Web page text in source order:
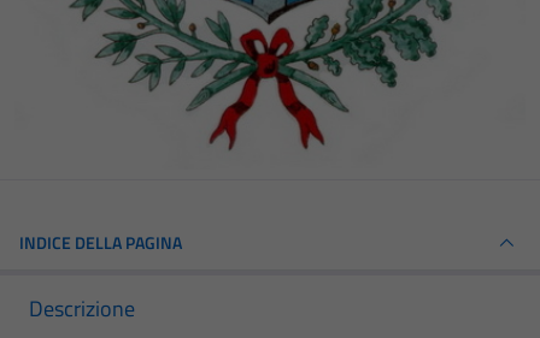
INDICE DELLA PAGINA
Descrizione